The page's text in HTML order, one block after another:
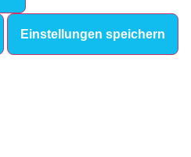
Einstellungen speichern